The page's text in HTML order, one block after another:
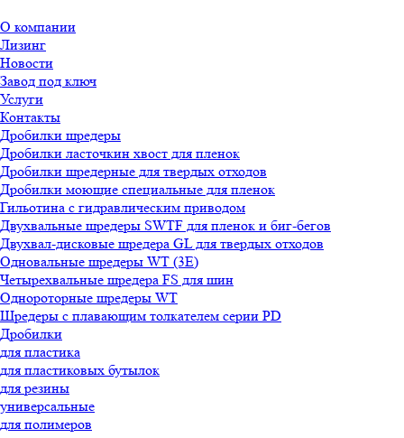
О компании
Лизинг
Новости
Завод под ключ
Услуги
Контакты
Дробилки шредеры
Дробилки ласточкин хвост для пленок
Дробилки шредерные для твердых отходов
Дробилки моющие специальные для пленок
Гильотина с гидравлическим приводом
Двухвальные шредеры SWTF для пленок и биг-бегов
Двухвал-дисковые шредера GL для твердых отходов
Одновальные шредеры WT (3E)
Четырехвальные шредера FS для шин
Однороторные шредеры WT
Шредеры с плавающим толкателем серии PD
Дробилки
для пластика
для пластиковых бутылок
для резины
универсальные
для полимеров